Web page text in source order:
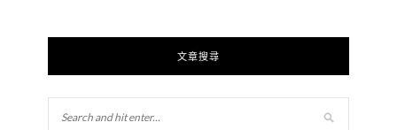
文章搜尋